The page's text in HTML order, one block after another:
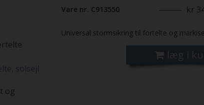
solsejl
og
Vare nr. C913550 kr
Universal stormsikring til fortelte og
læg i